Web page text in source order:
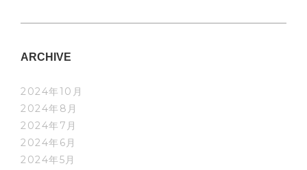
ARCHIVE
2024年10月
2024年8月
2024年7月
2024年6月
2024年5月